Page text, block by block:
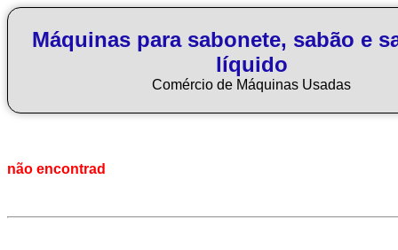
Máquinas para sabonete, sabão e
líquido
Comércio de Máquinas Usadas
não encontrad